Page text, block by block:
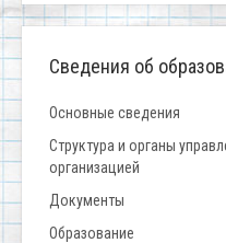
Сведения об
Основные сведения
Структура и органы
организацией
Документы
Образование